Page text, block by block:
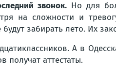
звонок.Но для
на сложности и
забирать лето. Их
А в
получат аттестаты.